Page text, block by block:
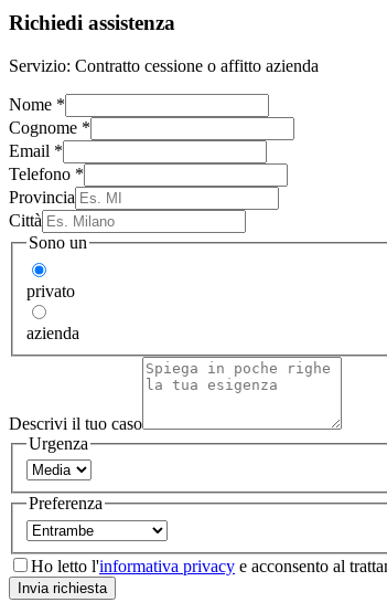
Richiedi assistenza
Servizio: Contratto cessione o affitto azienda
Nome *
Cognome *
Email *
Telefono *
Provincia
Città
Sono un
privato
azienda
Descrivi il tuo caso
Urgenza
Preferenza
Ho letto l'informativa privacy e acconsento al
Invia richiesta